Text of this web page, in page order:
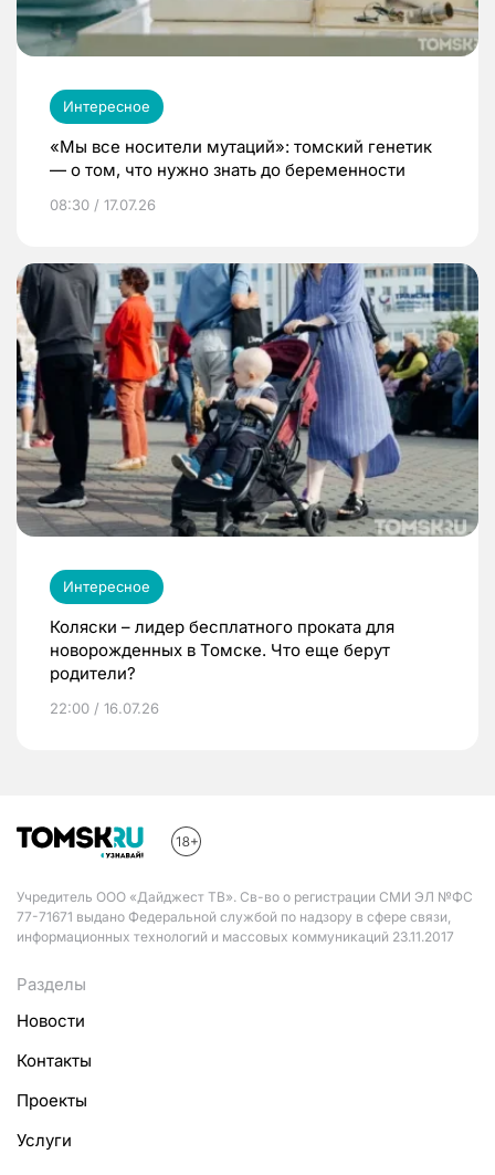
Интересное
«Мы все носители мутаций»: томский генетик
— о том, что нужно знать до беременности
08:30 / 17.07.26
Интересное
Коляски – лидер бесплатного проката для
новорожденных в Томске. Что еще берут
родители?
22:00 / 16.07.26
Учредитель ООО «Дайджест ТВ». Св-во о регистрации СМИ ЭЛ №ФС
77-71671 выдано Федеральной службой по надзору в сфере связи,
информационных технологий и массовых коммуникаций 23.11.2017
Разделы
Новости
Контакты
Проекты
Услуги